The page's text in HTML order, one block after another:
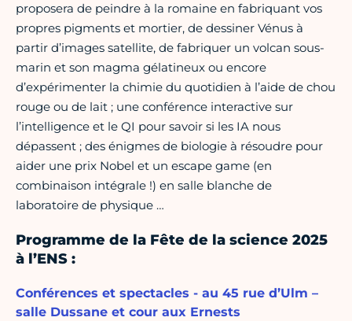
proposera de peindre à la romaine en fabriquant vos
propres pigments et mortier, de dessiner Vénus à
partir d’images satellite, de fabriquer un volcan sous-
marin et son magma gélatineux ou encore
d’expérimenter la chimie du quotidien à l’aide de chou
rouge ou de lait ; une conférence interactive sur
l’intelligence et le QI pour savoir si les IA nous
dépassent ; des énigmes de biologie à résoudre pour
aider une prix Nobel et un escape game (en
combinaison intégrale !) en salle blanche de
laboratoire de physique …
Programme de la Fête de la science 2025
à l’ENS :
Conférences et spectacles - au 45 rue d’Ulm –
salle Dussane et cour aux Ernests